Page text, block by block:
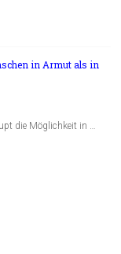
in Armut als in
die Möglichkeit in …